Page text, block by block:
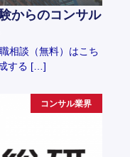
からのコンサル
相談（無料）はこち
する […]
コンサル業界